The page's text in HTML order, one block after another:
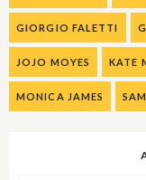
GIORGIO FALETTI
JOJO MOYES KATE
MONICA JAMES